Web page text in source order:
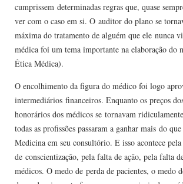
cumprissem determinadas regras que, quase
ver com o caso em si. O auditor do plano se
máxima do tratamento de alguém que ele nunca
médica foi um tema importante na elaboração do
Ética Médica).
O encolhimento da figura do médico foi logo
intermediários financeiros. Enquanto os preços
honorários dos médicos se tornavam
todas as profissões passaram a ganhar mais do
Medicina em seu consultório. E isso acontece
de conscientização, pela falta de ação, pela falta
médicos. O medo de perda de pacientes, o medo